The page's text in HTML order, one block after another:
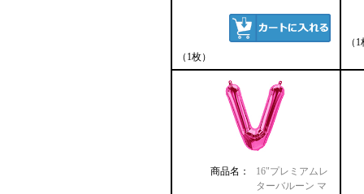
（1枚）
（
商品名：
16"プレミアムレ
ターバルーン マ